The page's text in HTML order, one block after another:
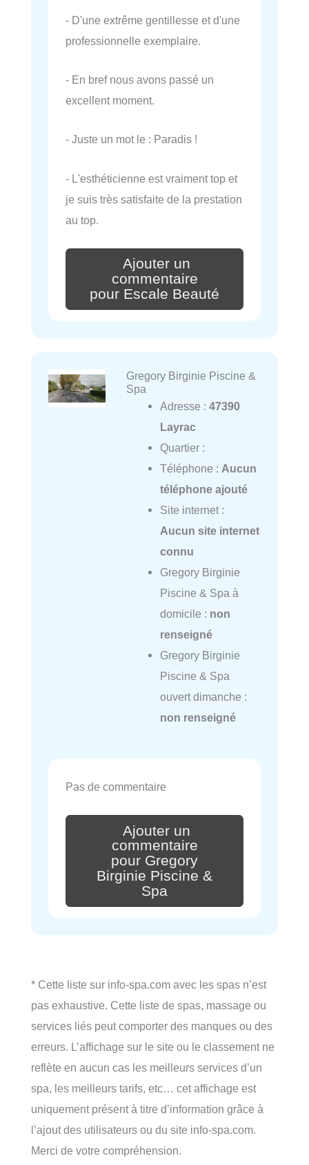
- D'une extrême gentillesse et d'une
professionnelle exemplaire.
- En bref nous avons passé un
excellent moment.
- Juste un mot le : Paradis !
- L'esthéticienne est vraiment top et
je suis très satisfaite de la prestation
au top.
Ajouter un
commentaire
pour Escale Beauté
Gregory Birginie Piscine &
Spa
Adresse : 47390
Layrac
Quartier :
Téléphone : Aucun
téléphone ajouté
Site internet :
Aucun site internet
connu
Gregory Birginie
Piscine & Spa à
domicile : non
renseigné
Gregory Birginie
Piscine & Spa
ouvert dimanche :
non renseigné
Pas de commentaire
Ajouter un
commentaire
pour Gregory
Birginie Piscine &
Spa
* Cette liste sur info-spa.com avec les spas n’est
pas exhaustive. Cette liste de spas, massage ou
services liés peut comporter des manques ou des
erreurs. L’affichage sur le site ou le classement ne
reflète en aucun cas les meilleurs services d’un
spa, les meilleurs tarifs, etc… cet affichage est
uniquement présent à titre d’information grâce à
l’ajout des utilisateurs ou du site info-spa.com.
Merci de votre compréhension.